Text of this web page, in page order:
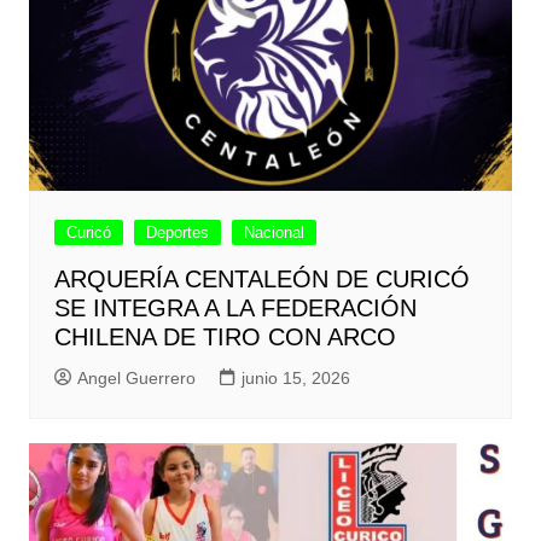
Curicó Deportes Nacional
ARQUERÍA CENTALEÓN DE CURICÓ
SE INTEGRA A LA FEDERACIÓN
CHILENA DE TIRO CON ARCO
Angel Guerrero junio 15, 2026